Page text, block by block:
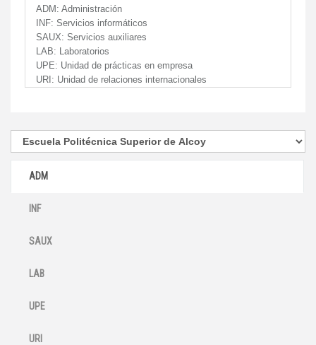
ADM: Administración
INF: Servicios informáticos
SAUX: Servicios auxiliares
LAB: Laboratorios
UPE: Unidad de prácticas en empresa
URI: Unidad de relaciones internacionales
ADM
INF
SAUX
LAB
UPE
URI